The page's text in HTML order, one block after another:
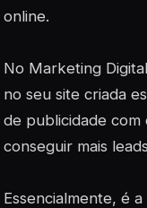
online.
No Marketing
no seu site criada
de publicidade
conseguir mais
Essencialmente, é